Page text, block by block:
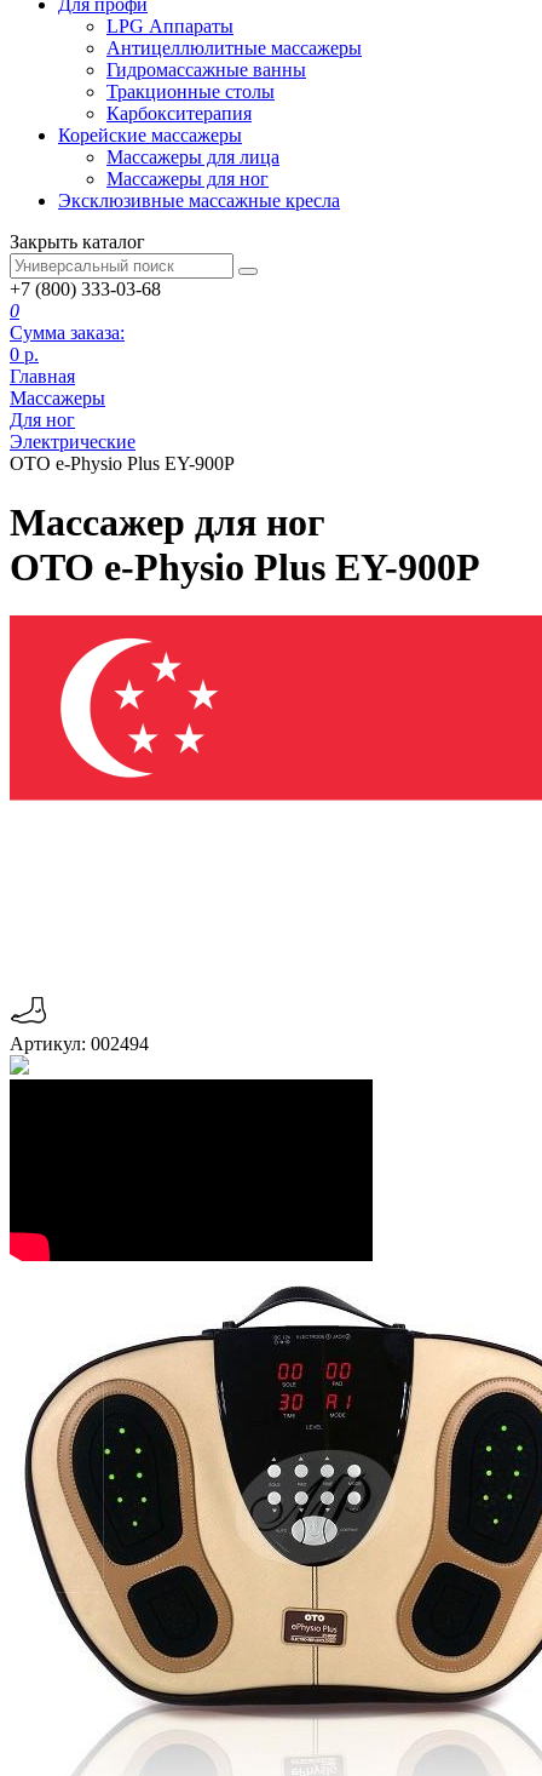
LPG Аппараты
Антицеллюлитные массажеры
Гидромассажные ванны
Тракционные столы
Карбокситерапия
Корейские массажеры
Массажеры для лица
Массажеры для ног
Эксклюзивные массажные кресла
Закрыть каталог
+7 (800) 333-03-68
0
Сумма заказа:
0 р.
Главная
Массажеры
Для ног
Электрические
OTO e-Physio Plus EY-900P
Массажер для ног
OTO e-Physio Plus EY-900P
Артикул: 002494